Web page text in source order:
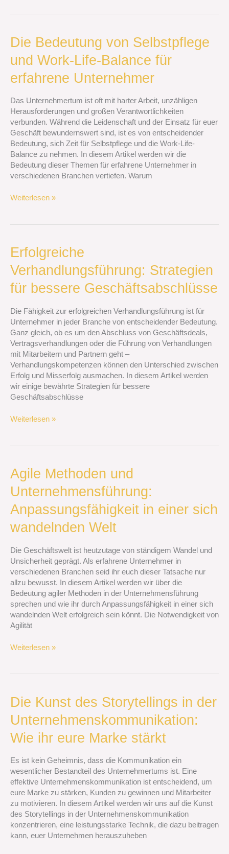
Die Bedeutung von Selbstpflege
und Work-Life-Balance für
erfahrene Unternehmer
Das Unternehmertum ist oft mit harter Arbeit, unzähligen
Herausforderungen und großen Verantwortlichkeiten
verbunden. Während die Leidenschaft und der Einsatz für euer
Geschäft bewundernswert sind, ist es von entscheidender
Bedeutung, sich Zeit für Selbstpflege und die Work-Life-
Balance zu nehmen. In diesem Artikel werden wir die
Bedeutung dieser Themen für erfahrene Unternehmer in
verschiedenen Branchen vertiefen. Warum
Die
Bedeutung
von
und
Life-
Balance
für
erfahrene
Unternehmer
Weiterlesen »
Erfolgreiche
Verhandlungsführung: Strategien
für bessere Geschäftsabschlüsse
Die Fähigkeit zur erfolgreichen Verhandlungsführung ist für
Unternehmer in jeder Branche von entscheidender Bedeutung.
Ganz gleich, ob es um den Abschluss von Geschäftsdeals,
Vertragsverhandlungen oder die Führung von Verhandlungen
mit Mitarbeitern und Partnern geht –
Verhandlungskompetenzen können den Unterschied zwischen
Erfolg und Misserfolg ausmachen. In diesem Artikel werden
wir einige bewährte Strategien für bessere
Geschäftsabschlüsse
Erfolgreiche
Verhandlungsführung:
Strategien
bessere
Weiterlesen »
Agile Methoden und
Unternehmensführung:
Anpassungsfähigkeit in einer sich
wandelnden Welt
Die Geschäftswelt ist heutzutage von ständigem Wandel und
Unsicherheit geprägt. Als erfahrene Unternehmer in
verschiedenen Branchen seid ihr euch dieser Tatsache nur
allzu bewusst. In diesem Artikel werden wir über die
Bedeutung agiler Methoden in der Unternehmensführung
sprechen und wie ihr durch Anpassungsfähigkeit in einer sich
wandelnden Welt erfolgreich sein könnt. Die Notwendigkeit von
Agilität
Agile
Methoden
und
Anpassungsfähigkeit
in
einer
wandelnden
Welt
Weiterlesen »
Die Kunst des Storytellings in der
Unternehmenskommunikation:
Wie ihr eure Marke stärkt
Es ist kein Geheimnis, dass die Kommunikation ein
wesentlicher Bestandteil des Unternehmertums ist. Eine
effektive Unternehmenskommunikation ist entscheidend, um
eure Marke zu stärken, Kunden zu gewinnen und Mitarbeiter
zu motivieren. In diesem Artikel werden wir uns auf die Kunst
des Storytellings in der Unternehmenskommunikation
konzentrieren, eine leistungsstarke Technik, die dazu beitragen
kann, euer Unternehmen herauszuheben
Die
Kunst
des
in
Unternehmenskommunikation:
Wie
ihr
eure
Marke
stärkt